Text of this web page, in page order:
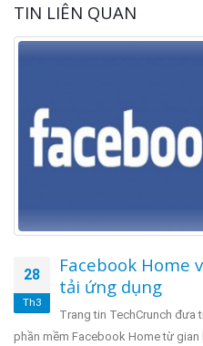
TIN LIÊN QUAN
28
Th3
Facebook Home
tải ứng dụng
Trang tin TechCrunch đưa
phần mềm Facebook Home từ gian